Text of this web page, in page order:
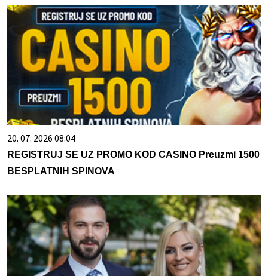
20. 07. 2026 08:04
REGISTRUJ SE UZ PROMO KOD CASINO Preuzmi 1500
BESPLATNIH SPINOVA